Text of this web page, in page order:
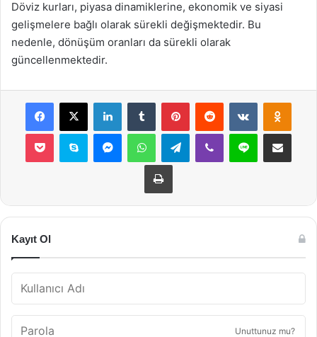
Döviz kurları, piyasa dinamiklerine, ekonomik ve siyasi
gelişmelere bağlı olarak sürekli değişmektedir. Bu
nedenle, dönüşüm oranları da sürekli olarak
güncellenmektedir.
Facebook
X LinkedInTumblr PinterestReddit VKontakte
Pocket Skype MessengerWhatsAppTelegramViber Line E-Posta ile
Yazdır
Kayıt Ol
Unuttunuz mu?